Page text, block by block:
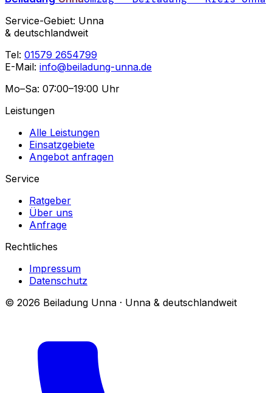
Service-Gebiet: Unna
& deutschlandweit
Tel: 01579 2654799
E-Mail: info@beiladung-unna.de
Mo–Sa: 07:00–19:00 Uhr
Leistungen
Alle Leistungen
Einsatzgebiete
Angebot anfragen
Service
Ratgeber
Über uns
Anfrage
Rechtliches
Impressum
Datenschutz
© 2026 Beiladung Unna · Unna & deutschlandweit